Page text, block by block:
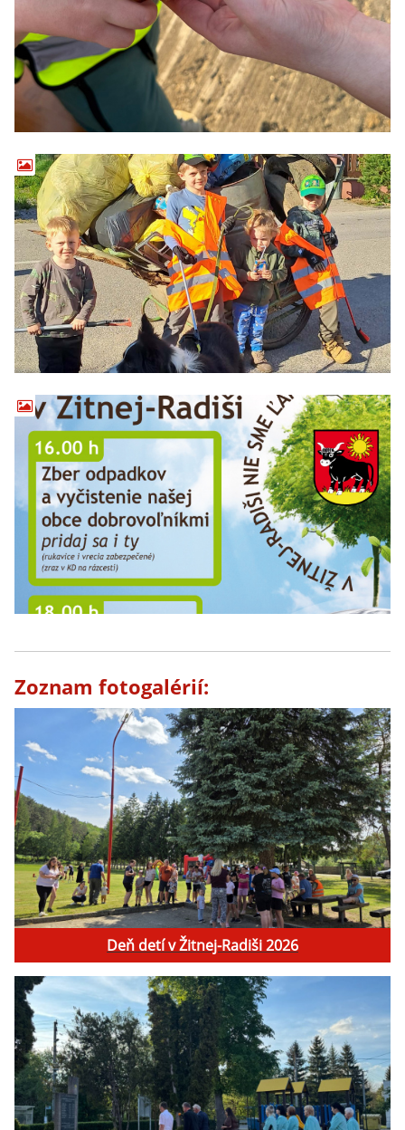
Zoznam fotogalérií:
Deň detí v Žitnej-Radiši 2026